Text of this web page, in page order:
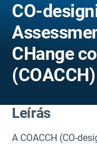
CO-
CHange
(COACCH)
Leírás
A COACCH (CO-